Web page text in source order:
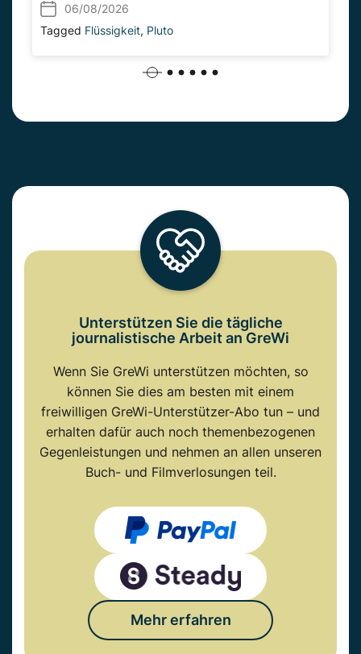
06/08/2026
Tagged Flüssigkeit, Pluto
Unterstützen Sie die tägliche
journalistische Arbeit an GreWi
Wenn Sie GreWi unterstützen möchten, so
können Sie dies am besten mit einem
freiwilligen GreWi-Unterstützer-Abo tun – und
erhalten dafür auch noch themenbezogenen
Gegenleistungen und nehmen an allen unseren
Buch- und Filmverlosungen teil.
Mehr erfahren